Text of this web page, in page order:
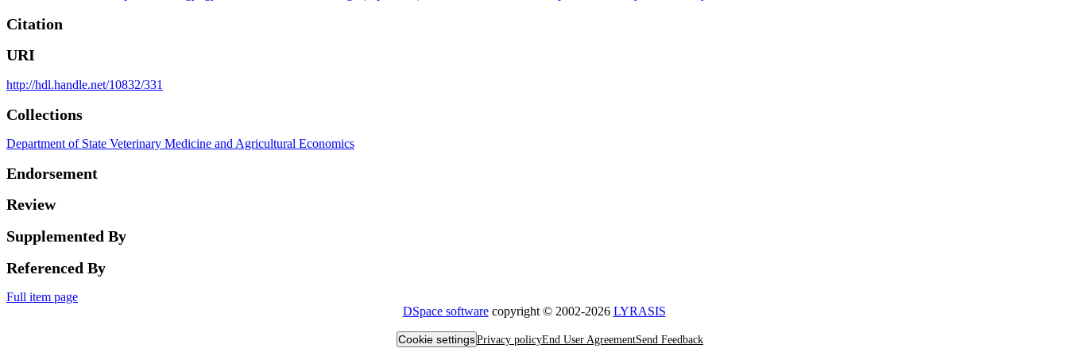
Citation
URI
http://hdl.handle.net/10832/331
Collections
Department of State Veterinary Medicine and Agricultural Economics
Endorsement
Review
Supplemented By
Referenced By
Full item page
DSpace softwarecopyright © 2002-2026 LYRASIS
Cookie settingsPrivacy policyEnd User AgreementSend Feedback